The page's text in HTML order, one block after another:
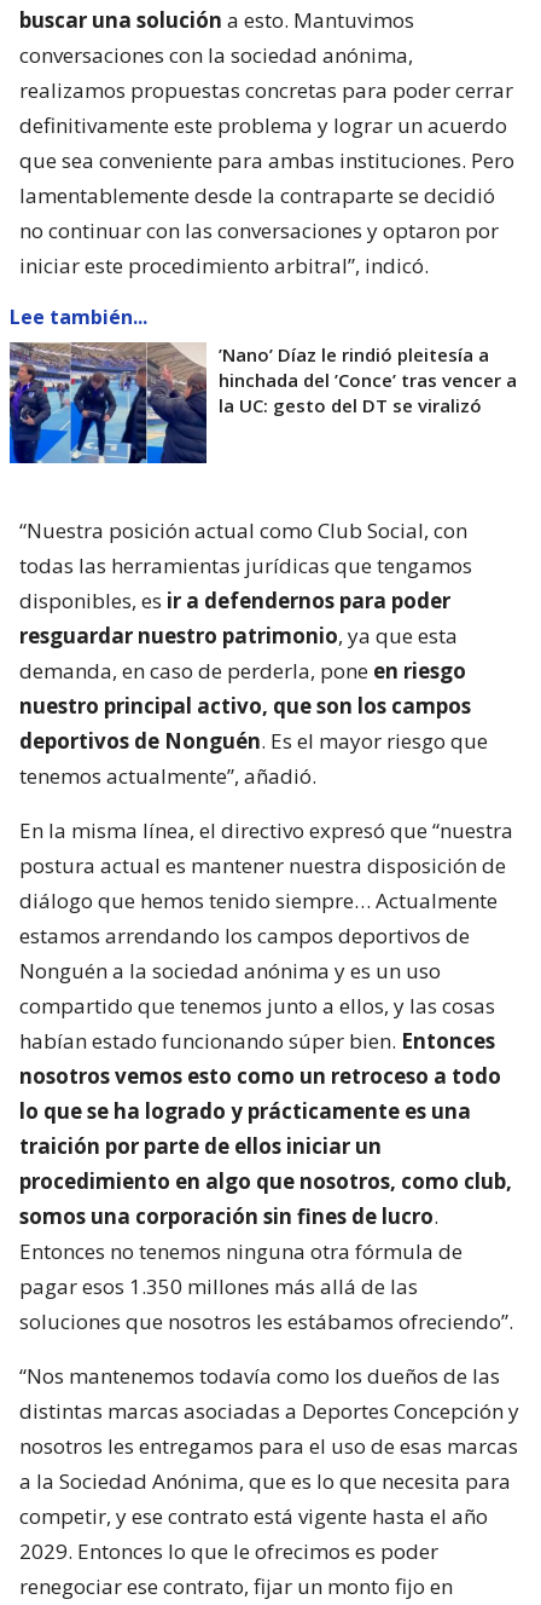
buscar una solución a esto. Mantuvimos
conversaciones con la sociedad anónima,
realizamos propuestas concretas para poder cerrar
definitivamente este problema y lograr un acuerdo
que sea conveniente para ambas instituciones. Pero
lamentablemente desde la contraparte se decidió
no continuar con las conversaciones y optaron por
iniciar este procedimiento arbitral”, indicó.
Lee también...
’Nano’ Díaz le rindió pleitesía a
hinchada del ’Conce’ tras vencer a
la UC: gesto del DT se viralizó
“Nuestra posición actual como Club Social, con
todas las herramientas jurídicas que tengamos
disponibles, es ir a defendernos para poder
resguardar nuestro patrimonio, ya que esta
demanda, en caso de perderla, pone en riesgo
nuestro principal activo, que son los campos
deportivos de Nonguén. Es el mayor riesgo que
tenemos actualmente”, añadió.
En la misma línea, el directivo expresó que “nuestra
postura actual es mantener nuestra disposición de
diálogo que hemos tenido siempre… Actualmente
estamos arrendando los campos deportivos de
Nonguén a la sociedad anónima y es un uso
compartido que tenemos junto a ellos, y las cosas
habían estado funcionando súper bien. Entonces
nosotros vemos esto como un retroceso a todo
lo que se ha logrado y prácticamente es una
traición por parte de ellos iniciar un
procedimiento en algo que nosotros, como club,
somos una corporación sin fines de lucro.
Entonces no tenemos ninguna otra fórmula de
pagar esos 1.350 millones más allá de las
soluciones que nosotros les estábamos ofreciendo”.
“Nos mantenemos todavía como los dueños de las
distintas marcas asociadas a Deportes Concepción y
nosotros les entregamos para el uso de esas marcas
a la Sociedad Anónima, que es lo que necesita para
competir, y ese contrato está vigente hasta el año
2029. Entonces lo que le ofrecimos es poder
renegociar ese contrato, fijar un monto fijo en